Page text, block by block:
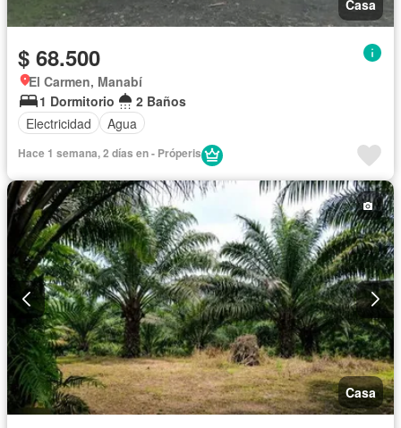
Casa
$ 68.500
El Carmen, Manabí
1 Dormitorio
2 Baños
Electricidad
Agua
Hace 1 semana, 2 días en - Próperis
Casa